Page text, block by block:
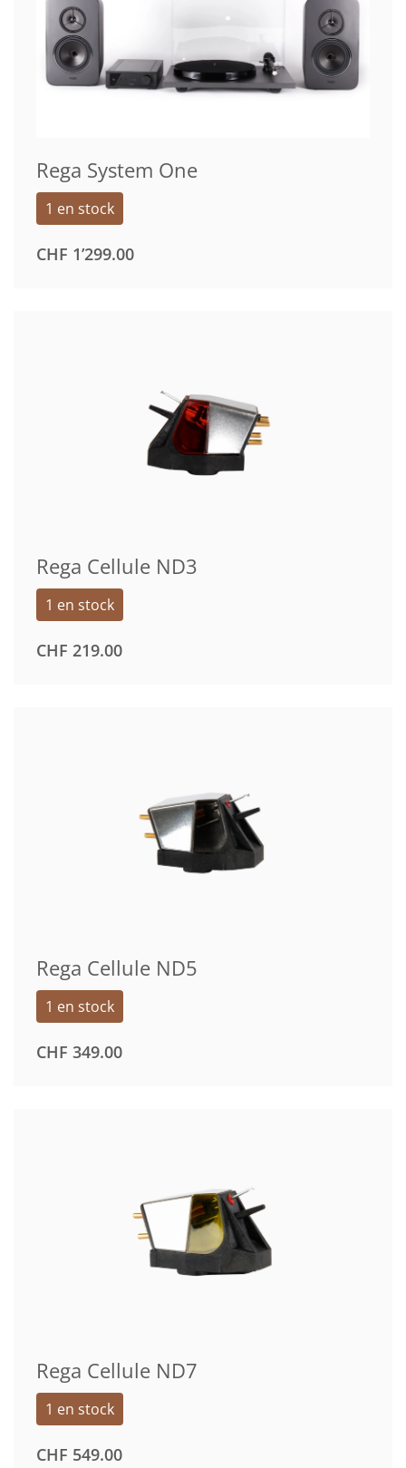
Rega System One
1 en stock
CHF 1’299.00
Rega Cellule ND3
1 en stock
CHF 219.00
Rega Cellule ND5
1 en stock
CHF 349.00
Rega Cellule ND7
1 en stock
CHF 549.00